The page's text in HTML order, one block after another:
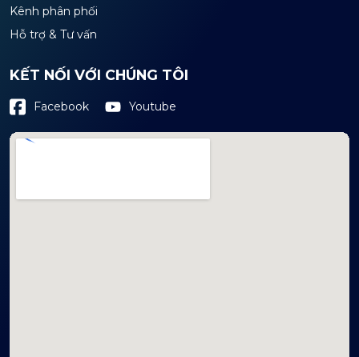
Kênh phân phối
Hỗ trợ & Tư vấn
KẾT NỐI VỚI CHÚNG TÔI
Facebook Youtube